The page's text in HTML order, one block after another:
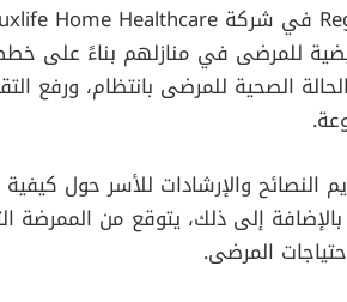
للمرضى في منازلهم بناءً على
الصحية للمرضى بانتظام، ورفع
النصائح والإرشادات للأسر حول
إلى ذلك، يتوقع من الممرضة
المرضى.